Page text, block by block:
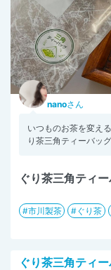
nanoさん
いつものお茶を変え
り茶三角ティーバッ
ぐり茶三角ティ
市川製茶 ぐり茶
ぐり茶三角ティ